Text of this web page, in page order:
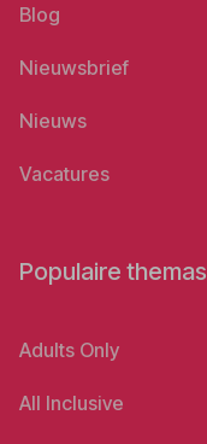
Blog
Nieuwsbrief
Nieuws
Vacatures
Populaire themas
Adults Only
All Inclusive